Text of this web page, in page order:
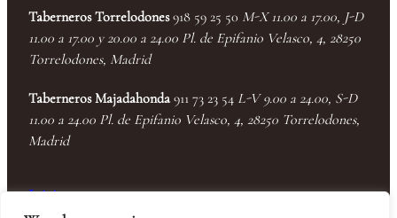
Taberneros Torrelodones918 59 25 50 M-X 11.00 a 17.00, J-D
11.00 a 17.00 y 20.00 a 24.00 Pl. de Epifanio Velasco, 4, 28250
Torrelodones, Madrid
Taberneros Majadahonda911 73 23 54 L-V 9.00 a 24.00, S-D
11.00 a 24.00 Pl. de Epifanio Velasco, 4, 28250 Torrelodones,
Madrid
Inicio